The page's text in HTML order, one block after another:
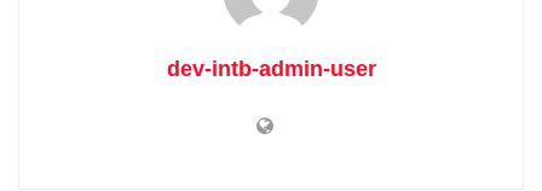
dev-intb-admin-user